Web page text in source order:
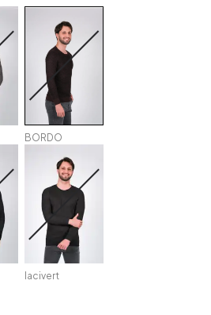
BORDO
lacivert